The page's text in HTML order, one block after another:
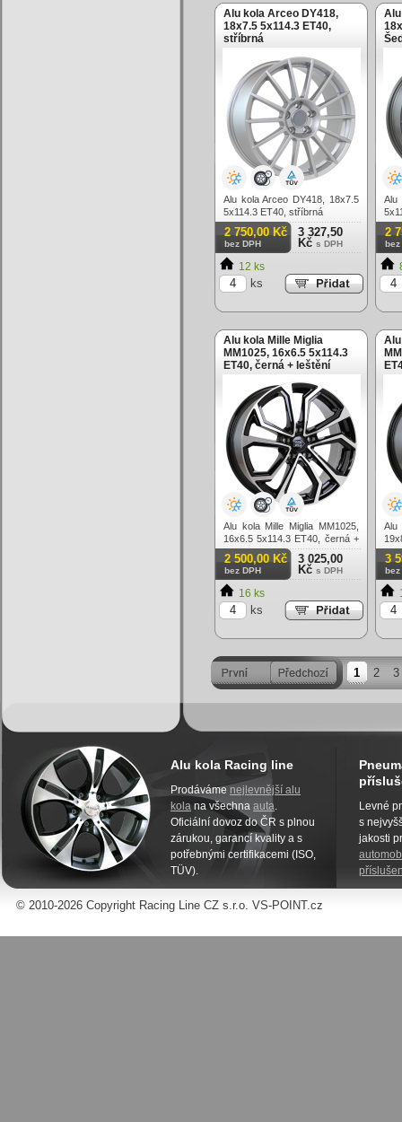
Alu kola Arceo DY418,
18x7.5 5x114.3 ET40,
stříbrná
Alu kola Arceo DY418, 18x7.5
5x114.3 ET40, stříbrná
2 750,00 Kč
bez DPH
3 327,50
Kč s DPH
12 ks
ks
Alu
2
bez
Alu kola Mille Miglia
MM1025, 16x6.5 5x114.3
ET40, černá + leštění
Alu kola Mille Miglia MM1025,
16x6.5 5x114.3 ET40, černá +
leštění
2 500,00 Kč
bez DPH
3 025,00
Kč s DPH
16 ks
ks
Alu
3
bez
1 2 3
Alu kola Racing line
Prodáváme nejlevnější alu
kola na všechna auta.
Oficiální dovoz do ČR s plnou
zárukou, garancí kvality a s
potřebnými certifikacemi (ISO,
TÜV).
Levné
s
jakosti
© 2010-2026 Copyright Racing Line CZ s.r.o. VS-POINT.cz